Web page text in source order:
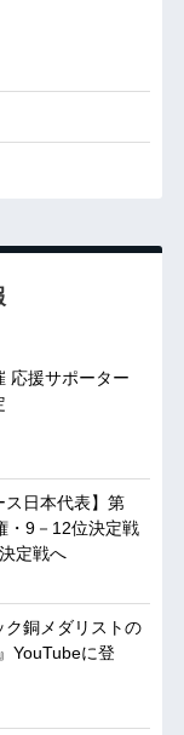
応援サポーター
日本代表】第
・9－12位決定戦
定戦へ
ク銅メダリストの
YouTubeに登